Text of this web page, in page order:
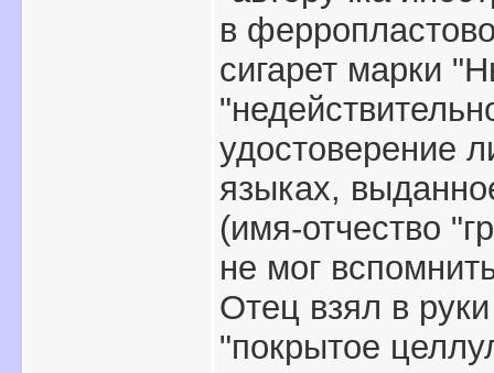
в
сигарет марки
удостоверение
языках,
(имя-отчество
не мог
Отец взял в
"покрытое